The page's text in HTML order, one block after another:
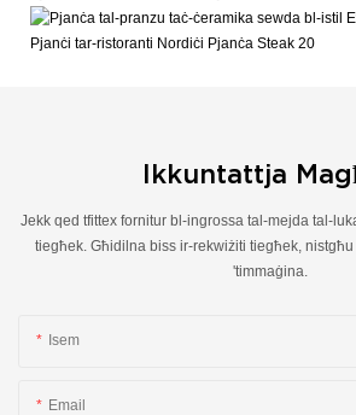
Ikkuntattja
Jekk qed tfittex fornitur bl-ingrossa tal-mejda tal-
tiegħek. Għidilna biss ir-rekwiżiti tiegħek,
'timmaġina.
Isem
Email